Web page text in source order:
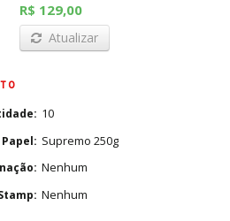
R$ 129,00
Atualizar
10
Papel: Supremo 250g
Nenhum
Nenhum